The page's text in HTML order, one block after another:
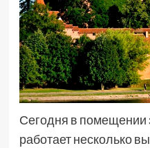
Сегодня в помещении
работает несколько